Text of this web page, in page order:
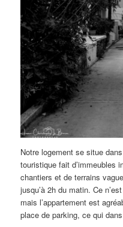
Notre logement se situe
touristique fait d’immeubles
chantiers et de terrains
jusqu’à 2h du matin. Ce
mais l’appartement est
place de parking, ce qui